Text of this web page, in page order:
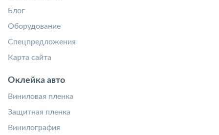
Блог
Оборудование
Спецпредложения
Карта сайта
Оклейка авто
Виниловая пленка
Защитная пленка
Винилография